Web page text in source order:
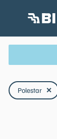
Polestar ✕